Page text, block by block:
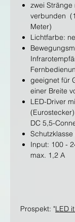
zwei Stränge
verbunden
Meter)
Lichtfarbe:
geeignet für
einer Breite
LED-Driver
DC 5,5-
Schutzklasse
Input: 100 -
max. 1,2 A
Prospekt: "LED